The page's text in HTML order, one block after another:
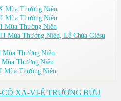
Mùa Thường Niên
Mùa Thường Niên
Mùa Thường Niên
Mùa Thường Niên, Lễ Chúa Giêsu
Thường Niên
Thường Niên
Mùa Thường Niên